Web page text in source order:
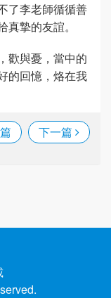
了李老師循循善
摯的友誼。
歡與憂，當中的
的回憶，烙在我
下一篇